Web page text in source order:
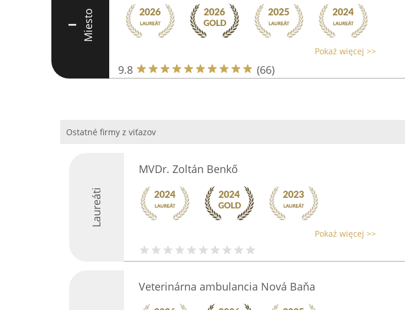
I Miesto
Pokaż więcej >>
9.8 (66)
Ostatné firmy z viťazov
Laureáti
MVDr. Zoltán Benkő
Pokaż więcej >>
Veterinárna ambulancia Nová Baňa